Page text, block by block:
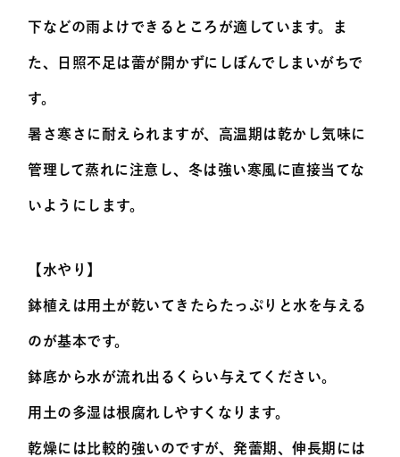
下などの雨よけできるところが適しています。ま
た、日照不足は蕾が開かずにしぼんでしまいがちで
す。
暑さ寒さに耐えられますが、高温期は乾かし気味に
管理して蒸れに注意し、冬は強い寒風に直接当てな
いようにします。
【水やり】
鉢植えは用土が乾いてきたらたっぷりと水を与える
のが基本です。
鉢底から水が流れ出るくらい与えてください。
用土の多湿は根腐れしやすくなります。
乾燥には比較的強いのですが、発蕾期、伸長期には